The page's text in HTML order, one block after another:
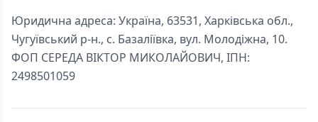
Юридична адреса: Україна, 63531, Харківська обл.,
Чугуївський р-н., с. Базаліївка, вул. Молодіжна, 10.
ФОП СЕРЕДА ВІКТОР МИКОЛАЙОВИЧ, ІПН:
2498501059